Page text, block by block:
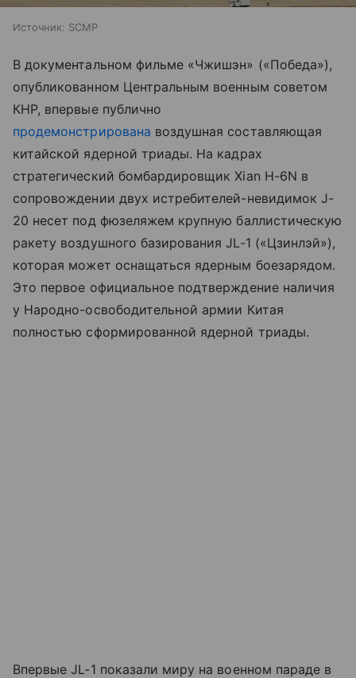
Источник: SCMP
В документальном фильме «Чжишэн» («Победа»),
опубликованном Центральным военным советом
КНР, впервые публично
продемонстрирована воздушная составляющая
китайской ядерной триады. На кадрах
стратегический бомбардировщик Xian H-6N в
сопровождении двух истребителей-невидимок J-
20 несет под фюзеляжем крупную баллистическую
ракету воздушного базирования JL-1 («Цзинлэй»),
которая может оснащаться ядерным боезарядом.
Это первое официальное подтверждение наличия
у Народно-освободительной армии Китая
полностью сформированной ядерной триады.
Впервые JL-1 показали миру на военном параде в